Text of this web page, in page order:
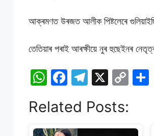
আক্ৰমণত উৰজত আলীক পিষ্টলেৰে
তেতিয়াৰ পৰাই আৰক্ষীয়ে নুৰ হুছেইনৰ
W
at
s
F
c
e
T
e
gr
X
C
y
Related Posts: